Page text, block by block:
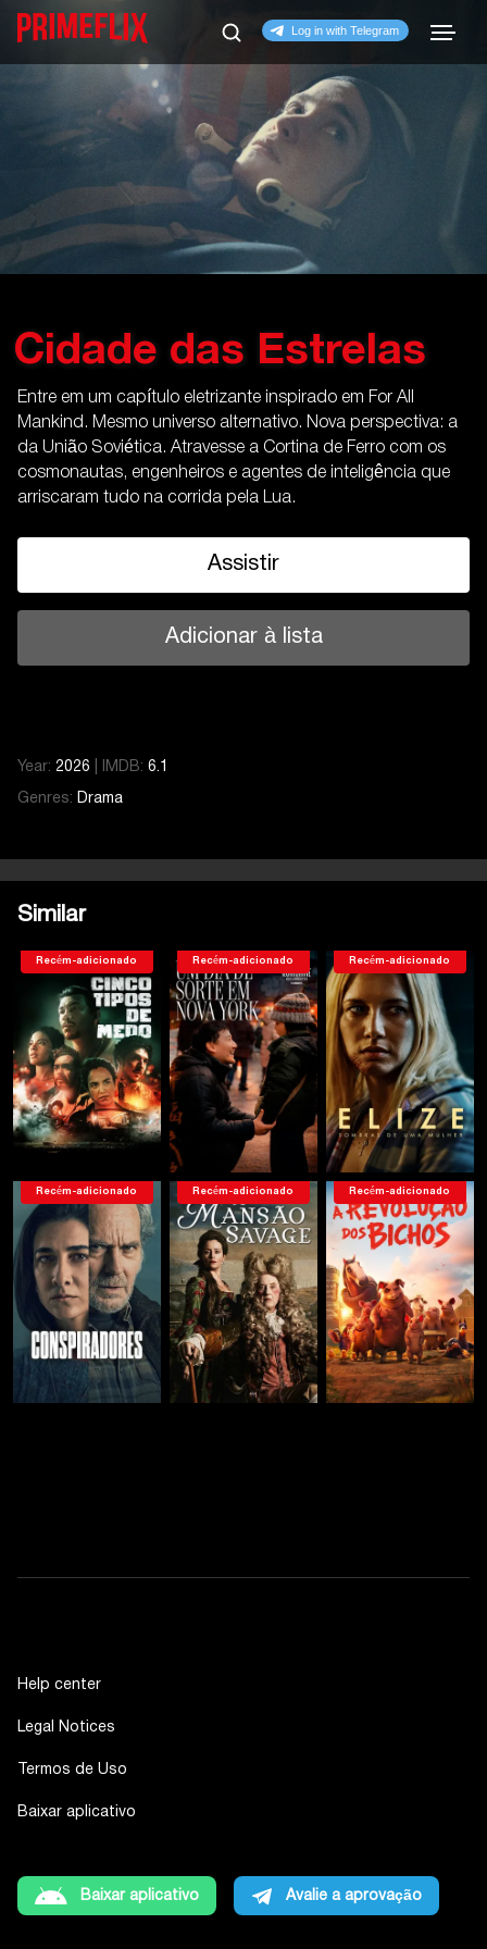
Cidade das Estrelas
Entre em um capítulo eletrizante inspirado em For All
Mankind. Mesmo universo alternativo. Nova perspectiva: a
da União Soviética. Atravesse a Cortina de Ferro com os
cosmonautas, engenheiros e agentes de inteligência que
arriscaram tudo na corrida pela Lua.
Assistir
Adicionar à lista
Year: 2026 IMDB: 6.1
Genres: Drama
Serie 1
Serie 4
Serie 5
Serie 6
Serie 7
Serie 8
Temporada 1
Similar
Recém-adicionado Recém-adicionado Recém-adicionado
Recém-adicionado Recém-adicionado Recém-adicionado
Help center
Legal Notices
Termos de Uso
Baixar aplicativo
Baixar aplicativo Avalie a aprovação